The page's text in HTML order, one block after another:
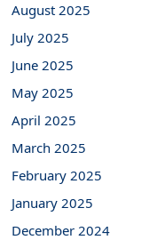
August 2025
July 2025
June 2025
May 2025
April 2025
March 2025
February 2025
January 2025
December 2024